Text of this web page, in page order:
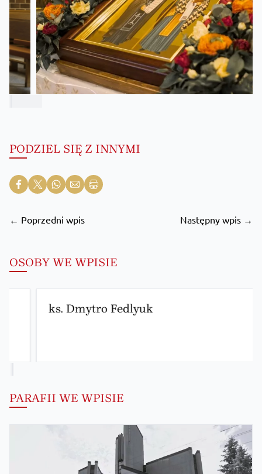
PODZIEL SIĘ Z INNYMI
← Poprzedni wpis Następny wpis →
OSOBY WE WPISIE
ks. Dmytro Fedlyuk
PARAFII WE WPISIE